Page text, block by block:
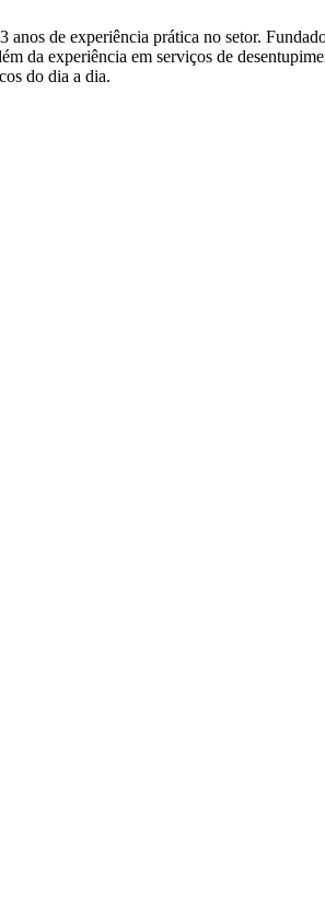
de experiência prática no setor.
da experiência em serviços de
do dia a dia.